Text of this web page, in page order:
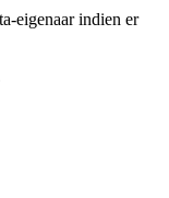
eigenaar indien er